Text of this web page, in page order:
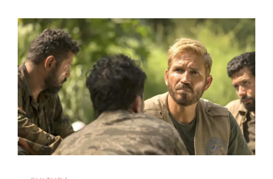
Frente
Conservador